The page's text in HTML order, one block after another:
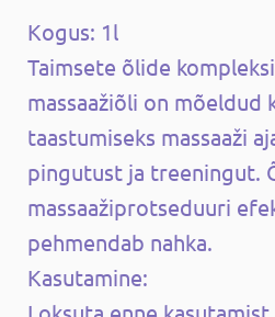
Kogus: 1l
Taimsete õlide
massaažiõli on mõeldud
taastumiseks massaaži
pingutust ja treeningut.
massaažiprotseduuri
pehmendab nahka.
Kasutamine: